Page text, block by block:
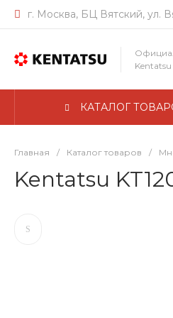
г. Москва, БЦ Вятский, ул.
Kentatsu
КАТАЛОГ
Главная / Каталог товаров /
Kentatsu